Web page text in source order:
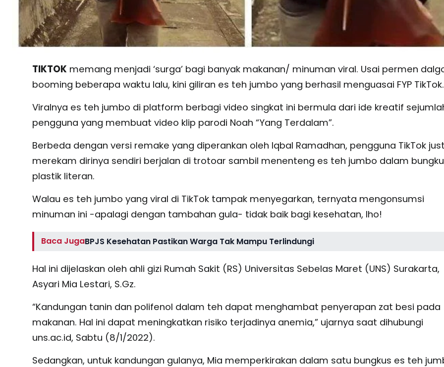
TIKTOK memang menjadi ‘surga’ bagi banyak makanan/ minuman viral. Usai permen
booming beberapa waktu lalu, kini giliran es teh jumbo yang berhasil menguasai FYP TikTok.
Viralnya es teh jumbo di platform berbagi video singkat ini bermula dari ide kreatif
pengguna yang membuat video klip parodi Noah “Yang Terdalam”.
Berbeda dengan versi remake yang diperankan oleh Iqbal Ramadhan, pengguna TikTok
merekam dirinya sendiri berjalan di trotoar sambil menenteng es teh jumbo dalam
plastik literan.
Walau es teh jumbo yang viral di TikTok tampak menyegarkan, ternyata mengonsumsi
minuman ini -apalagi dengan tambahan gula- tidak baik bagi kesehatan, lho!
Baca JugaBPJS Kesehatan Pastikan Warga Tak Mampu Terlindungi
Hal ini dijelaskan oleh ahli gizi Rumah Sakit (RS) Universitas Sebelas Maret (UNS) Surakarta,
Asyari Mia Lestari, S.Gz.
“Kandungan tanin dan polifenol dalam teh dapat menghambat penyerapan zat besi pada
makanan. Hal ini dapat meningkatkan risiko terjadinya anemia,” ujarnya saat dihubungi
uns.ac.id, Sabtu (8/1/2022).
Sedangkan, untuk kandungan gulanya, Mia memperkirakan dalam satu bungkus es teh